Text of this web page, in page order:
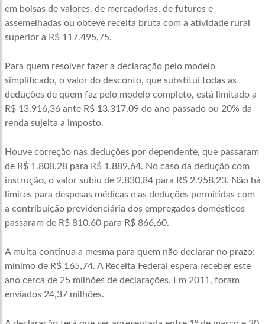
em bolsas de valores, de mercadorias, de futuros e
assemelhadas ou obteve receita bruta com a atividade rural
superior a R$ 117.495,75.
Para quem resolver fazer a declaração pelo modelo
simplificado, o valor do desconto, que substitui todas as
deduções de quem faz pelo modelo completo, está limitado a
R$ 13.916,36 ante R$ 13.317,09 do ano passado ou 20% da
renda sujeita a imposto.
Houve correção nas deduções por dependente, que passaram
de R$ 1.808,28 para R$ 1.889,64. No caso da dedução com
instrução, o valor subiu de 2.830,84 para R$ 2.958,23. Não há
limites para despesas médicas e as deduções permitidas com
a contribuição previdenciária dos empregados domésticos
passaram de R$ 810,60 para R$ 866,60.
A multa continua a mesma para quem não declarar no prazo:
mínimo de R$ 165,74. A Receita Federal espera receber este
ano cerca de 25 milhões de declarações. Em 2011, foram
enviados 24,37 milhões.